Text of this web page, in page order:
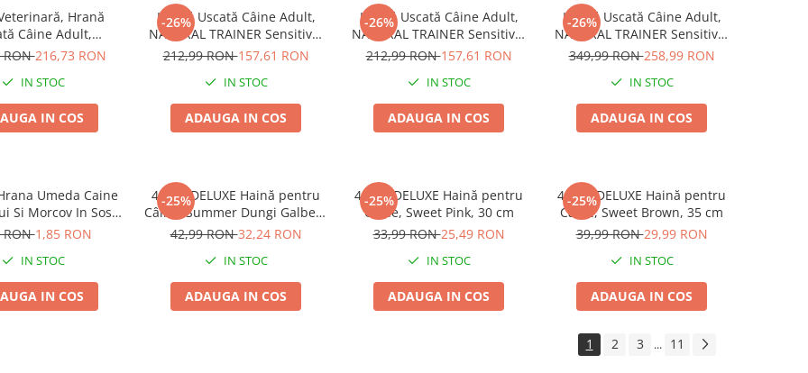
Hrană
Câine Adult,
Intestinal, Talie
RON216,73 RON
IN STOC
IN COS
-26%
Hrană Uscată Câine Adult,
NATURAL TRAINER Sensitive,
Talie Mică, Prosciutto Crudo,
212,99 RON157,61 RON
IN STOC
ADAUGA IN COS
-26%
Hrană Uscată Câine Adult,
NATURAL TRAINER Sensitive,
Talie Mică, Vită și Orez, 7kg
212,99 RON157,61 RON
IN STOC
ADAUGA IN COS
-26%
Hrană Uscată Câine Adult,
NATURAL TRAINER Sensitive,
Fără Gluten, Talie
349,99 RON258,99 RON
IN STOC
ADAUGA IN COS
Umeda Caine
Si Morcov In Sos
100g
RON1,85 RON
IN STOC
IN COS
-25%
4DOG DELUXE Haină pentru
Câine, Summer Dungi Galben,
35 cm
42,99 RON32,24 RON
IN STOC
ADAUGA IN COS
-25%
4DOG DELUXE Haină pentru
Câine, Sweet Pink, 30 cm
33,99 RON25,49 RON
IN STOC
ADAUGA IN COS
-25%
4DOG DELUXE Haină pentru
Câine, Sweet Brown, 35 cm
39,99 RON29,99 RON
IN STOC
ADAUGA IN COS
1 2 3 ... 11